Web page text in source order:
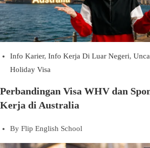
Info Karier, Info Kerja Di Luar Negeri,
Holiday Visa
Perbandingan Visa WHV dan
Kerja di Australia
By Flip English School